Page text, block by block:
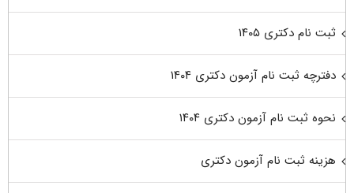
ثبت نام دکتری ۱۴۰۵
دفترچه ثبت نام آزمون دکتری ۱۴۰۴
نحوه ثبت نام آزمون دکتری ۱۴۰۴
هزینه ثبت نام آزمون دکتری